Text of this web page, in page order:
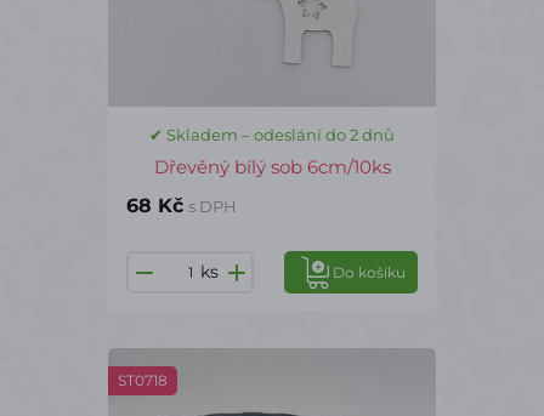
✔ Skladem – odeslání do 2 dnů
Dřevěný bílý sob 6cm/10ks
68 Kč s DPH
ks Do košíku
ST0718